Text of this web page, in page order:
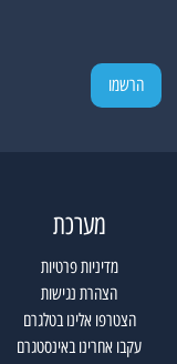
מערכת
מדיניות פרטיות
הצהרת נגישות
הצטרפו אלינו בטלגרם
עקבו אחרינו באינסטגרם